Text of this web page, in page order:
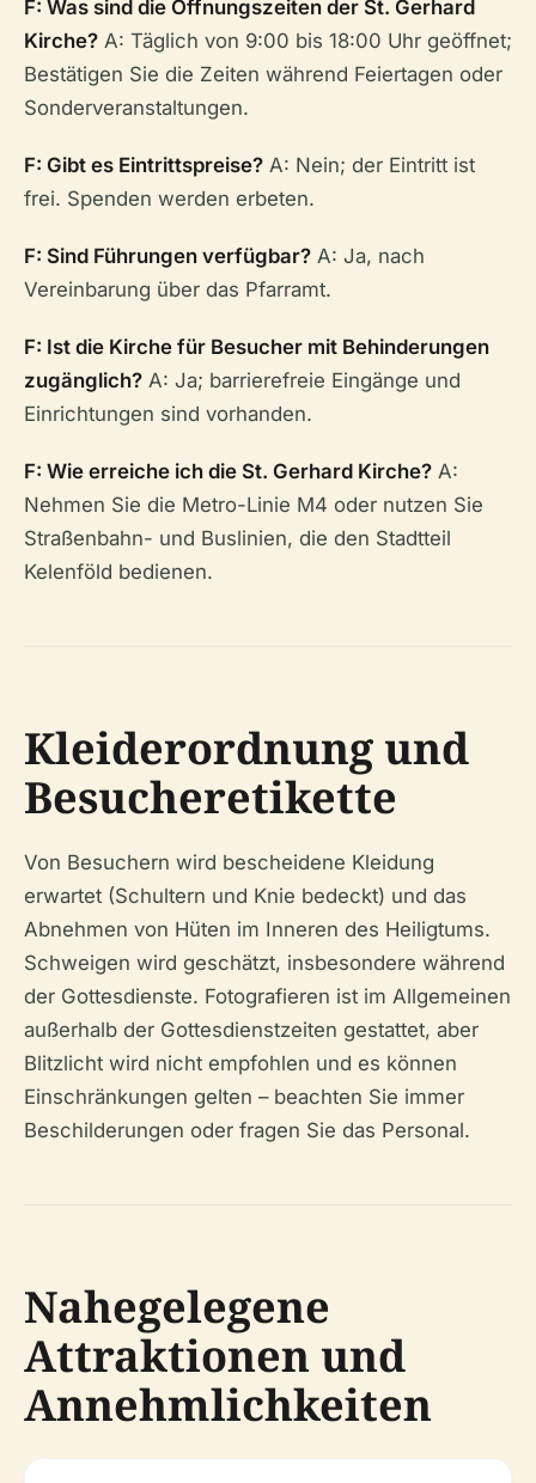
F: Was sind die Öffnungszeiten der St. Gerhard
Kirche? A: Täglich von 9:00 bis 18:00 Uhr geöffnet;
Bestätigen Sie die Zeiten während Feiertagen oder
Sonderveranstaltungen.
F: Gibt es Eintrittspreise? A: Nein; der Eintritt ist
frei. Spenden werden erbeten.
F: Sind Führungen verfügbar? A: Ja, nach
Vereinbarung über das Pfarramt.
F: Ist die Kirche für Besucher mit Behinderungen
zugänglich? A: Ja; barrierefreie Eingänge und
Einrichtungen sind vorhanden.
F: Wie erreiche ich die St. Gerhard Kirche? A:
Nehmen Sie die Metro-Linie M4 oder nutzen Sie
Straßenbahn- und Buslinien, die den Stadtteil
Kelenföld bedienen.
Kleiderordnung und
Besucheretikette
Von Besuchern wird bescheidene Kleidung
erwartet (Schultern und Knie bedeckt) und das
Abnehmen von Hüten im Inneren des Heiligtums.
Schweigen wird geschätzt, insbesondere während
der Gottesdienste. Fotografieren ist im Allgemeinen
außerhalb der Gottesdienstzeiten gestattet, aber
Blitzlicht wird nicht empfohlen und es können
Einschränkungen gelten – beachten Sie immer
Beschilderungen oder fragen Sie das Personal.
Nahegelegene
Attraktionen und
Annehmlichkeiten